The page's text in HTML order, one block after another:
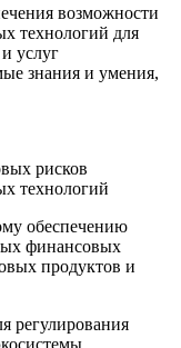
возможности
технологий для
услуг
знания и умения,
рисков
технологий
обеспечению
финансовых
продуктов и
регулирования